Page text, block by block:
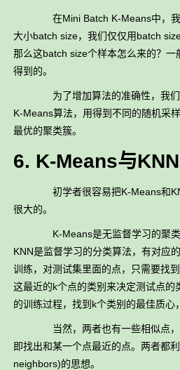
在Mini Batch K-Means中，我们
大小batch size，我们仅仅用batch
那么这batch size个样本怎么来的？
得到的。
为了增加算法的准确性，我们一
K-Means算法，用得到不同的随机采
最优的聚类簇。
6. K-Means与KNN
初学者很容易把K-Means和
很大的。
K-Means是无监督学习的聚类
KNN是监督学习的分类算法，有对应
训练，对测试集里面的点，只需要找
这最近的k个点的类别来决定测试点的
的训练过程，找到k个类别的最佳质心
当然，两者也有一些相似点，两
即找出和某一个点最近的点。两者都
neighbors)的思想。